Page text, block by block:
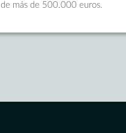
de más de 500.000 euros.